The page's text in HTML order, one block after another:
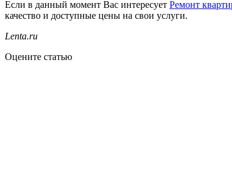
Если в данный момент Вас интересует Ремонт
качество и доступные цены на свои услуги.
Lenta.ru
Оцените статью